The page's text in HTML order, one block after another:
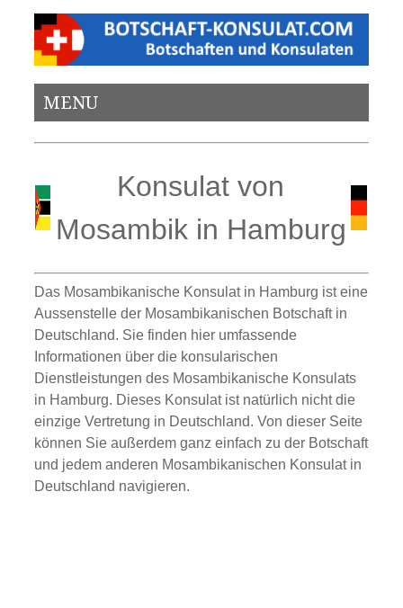
MENU
Konsulat von
Mosambik in Hamburg
Das Mosambikanische Konsulat in Hamburg ist eine
Aussenstelle der Mosambikanischen Botschaft in
Deutschland. Sie finden hier umfassende
Informationen über die konsularischen
Dienstleistungen des Mosambikanische Konsulats
in Hamburg. Dieses Konsulat ist natürlich nicht die
einzige Vertretung in Deutschland. Von dieser Seite
können Sie außerdem ganz einfach zu der Botschaft
und jedem anderen Mosambikanischen Konsulat in
Deutschland navigieren.